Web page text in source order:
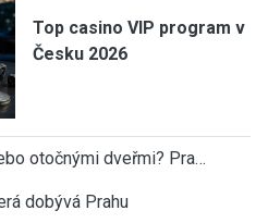
Top casino VIP program v
Česku 2026
otočnými dveřmi? Pra…
dobývá Prahu